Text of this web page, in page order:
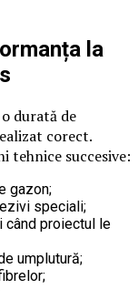
la
durată de
corect.
tehnice succesive:
gazon;
speciali;
când proiectul le
umplutură;